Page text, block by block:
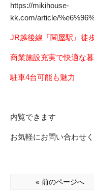
https://mikihouse-
kk.com/article/
JR越後線『関屋駅』徒
商業施設充実で快適な
駐車4台可能も魅力
内覧できます
お気軽にお問い合わせ
« 前のページへ